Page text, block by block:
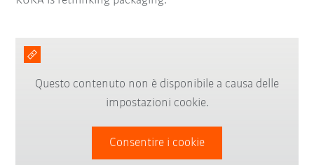
Questo contenuto non è disponibile a causa delle
impostazioni cookie.
Consentire i cookie